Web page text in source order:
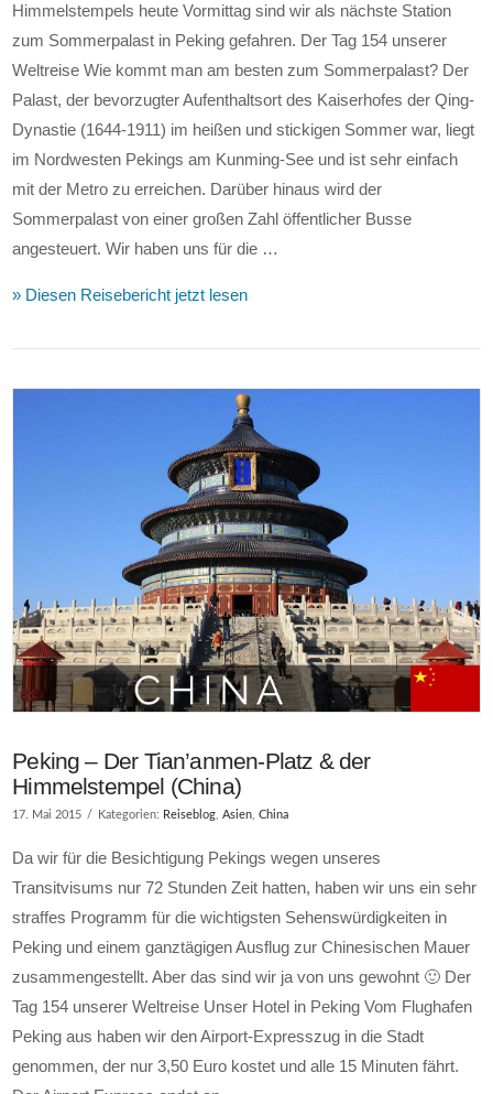
Himmelstempels heute Vormittag sind wir als nächste Station
zum Sommerpalast in Peking gefahren. Der Tag 154 unserer
Weltreise Wie kommt man am besten zum Sommerpalast? Der
Palast, der bevorzugter Aufenthaltsort des Kaiserhofes der Qing-
Dynastie (1644-1911) im heißen und stickigen Sommer war, liegt
im Nordwesten Pekings am Kunming-See und ist sehr einfach
mit der Metro zu erreichen. Darüber hinaus wird der
Sommerpalast von einer großen Zahl öffentlicher Busse
angesteuert. Wir haben uns für die …
» Diesen Reisebericht jetzt lesen
Peking – Der Tian’anmen-Platz & der
Himmelstempel (China)
17. Mai 2015 Kategorien: Reiseblog ,Asien ,China
Da wir für die Besichtigung Pekings wegen unseres
Transitvisums nur 72 Stunden Zeit hatten, haben wir uns ein sehr
straffes Programm für die wichtigsten Sehenswürdigkeiten in
Peking und einem ganztägigen Ausflug zur Chinesischen Mauer
zusammengestellt. Aber das sind wir ja von uns gewohnt 🙂 Der
Tag 154 unserer Weltreise Unser Hotel in Peking Vom Flughafen
Peking aus haben wir den Airport-Expresszug in die Stadt
genommen, der nur 3,50 Euro kostet und alle 15 Minuten fährt.